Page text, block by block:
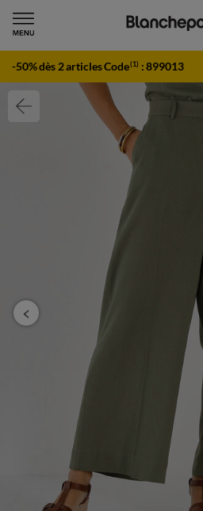
-50% dès 2 articles Code(1) :899013